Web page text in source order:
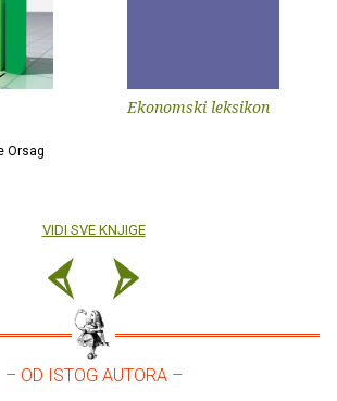
Orsag
Ekonomski leksikon
VIDI SVE KNJIGE
– OD ISTOG AUTORA –